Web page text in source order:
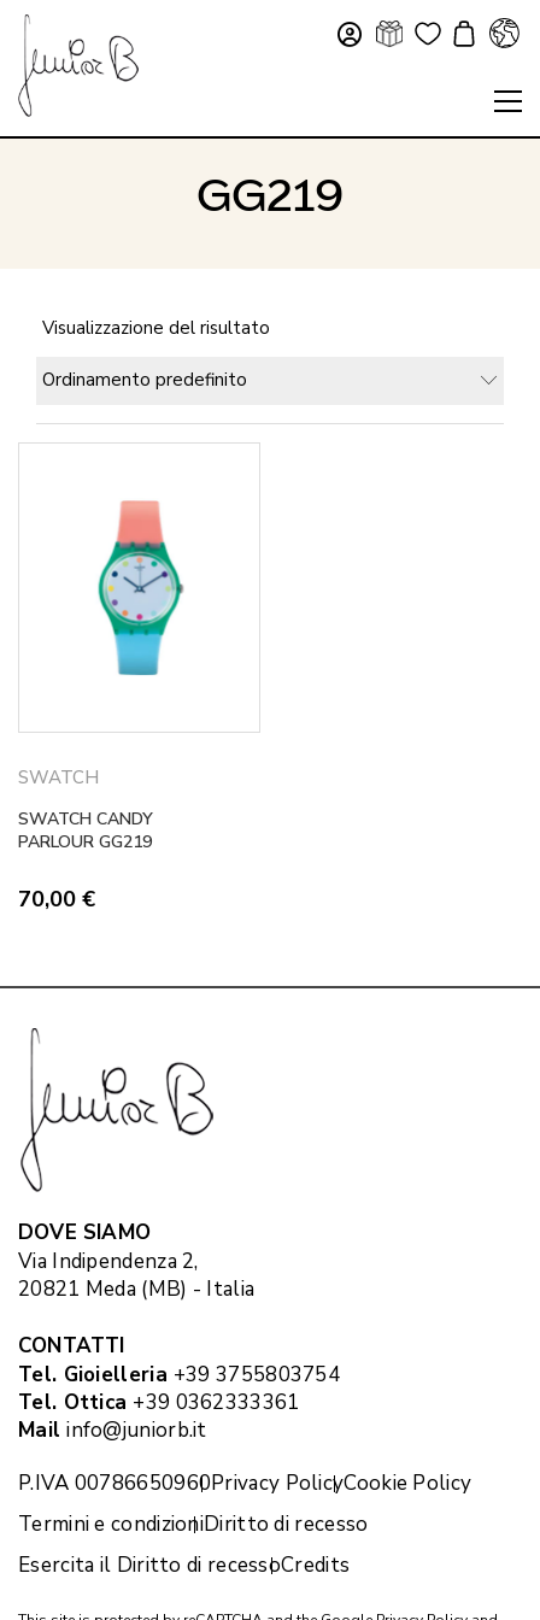
GG219
Visualizzazione del risultato
Ordinamento predefinito
SWATCH
SWATCH CANDY
PARLOUR GG219
70,00 €
DOVE SIAMO
Via Indipendenza 2,
20821 Meda (MB) - Italia
CONTATTI
Tel. Gioielleria +39 3755803754
Tel. Ottica +39 0362333361
Mail info@juniorb.it
P.IVA 00786650960Privacy PolicyCookie Policy
Termini e condizioniDiritto di recesso
Esercita il Diritto di recessoCredits